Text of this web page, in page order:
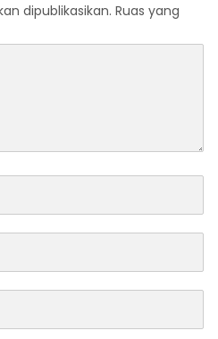
dipublikasikan. Ruas yang